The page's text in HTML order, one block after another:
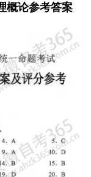
概论参考答案